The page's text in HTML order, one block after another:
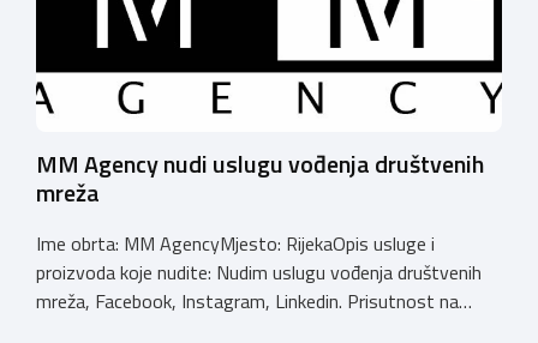
MM Agency nudi uslugu vođenja društvenih
mreža
Ime obrta: MM AgencyMjesto: RijekaOpis usluge i
proizvoda koje nudite: Nudim uslugu vođenja društvenih
mreža, Facebook, Instagram, Linkedin. Prisutnost na